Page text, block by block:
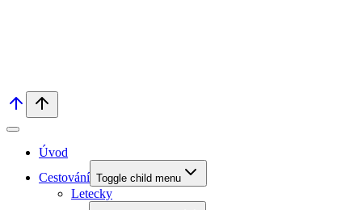
Úvod
Cestování Toggle child menu
Letecky